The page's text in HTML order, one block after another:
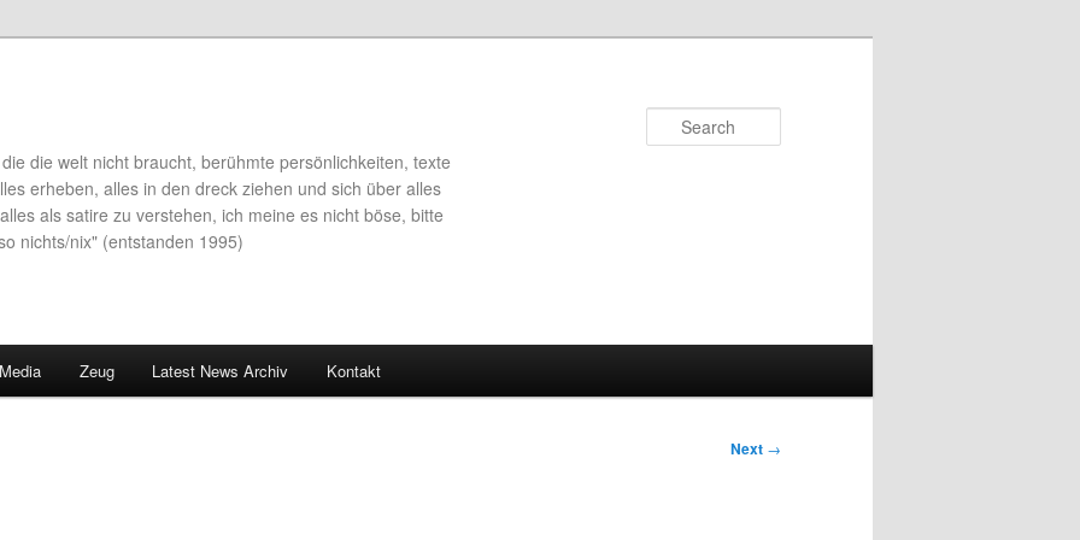
die welt nicht braucht, berühmte persönlichkeiten, texte
erheben, alles in den dreck ziehen und sich über alles
als satire zu verstehen, ich meine es nicht böse, bitte
nichts/nix" (entstanden 1995)
Zeug Latest News Archiv Kontakt
Next →